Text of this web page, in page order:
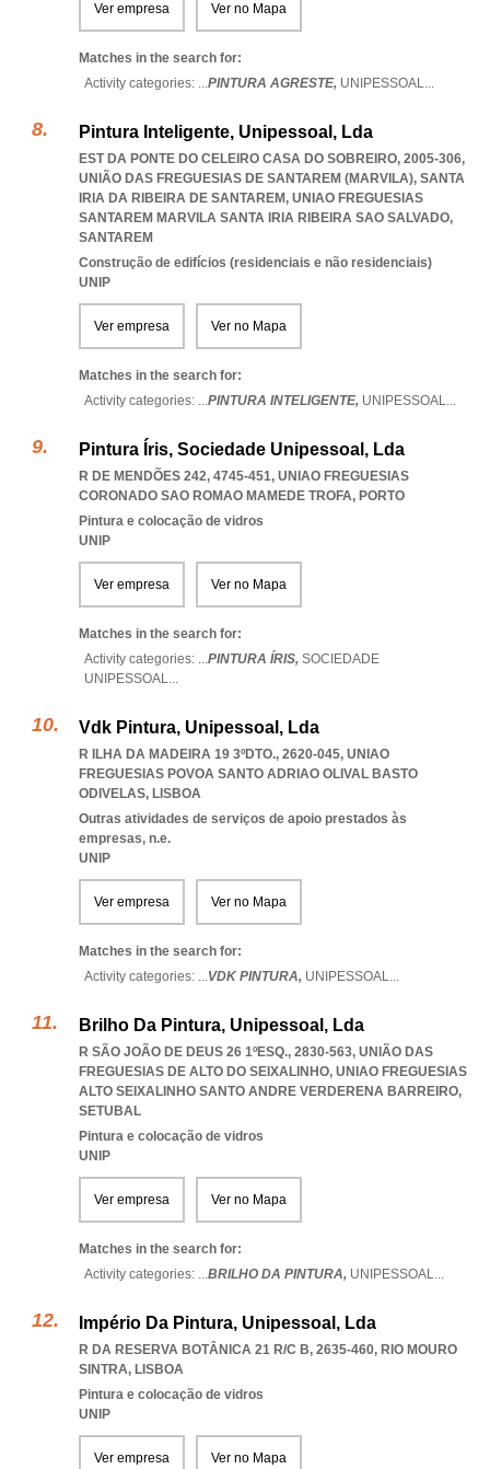
Ver empresa Ver no Mapa
Matches in the search for:
Activity categories: ...PINTURA AGRESTE, UNIPESSOAL...
Pintura Inteligente, Unipessoal, Lda
EST DA PONTE DO CELEIRO CASA DO SOBREIRO, 2005-306,
UNIÃO DAS FREGUESIAS DE SANTAREM (MARVILA), SANTA
IRIA DA RIBEIRA DE SANTAREM, UNIAO FREGUESIAS
SANTAREM MARVILA SANTA IRIA RIBEIRA SAO SALVADO,
SANTAREM
Construção de edifícios (residenciais e não residenciais)
UNIP
Ver empresa Ver no Mapa
Matches in the search for:
Activity categories: ...PINTURA INTELIGENTE, UNIPESSOAL...
Pintura Íris, Sociedade Unipessoal, Lda
R DE MENDÕES 242, 4745-451, UNIAO FREGUESIAS
CORONADO SAO ROMAO MAMEDE TROFA, PORTO
Pintura e colocação de vidros
UNIP
Ver empresa Ver no Mapa
Matches in the search for:
Activity categories: ...PINTURA ÍRIS, SOCIEDADE
UNIPESSOAL...
Vdk Pintura, Unipessoal, Lda
R ILHA DA MADEIRA 19 3ºDTO., 2620-045, UNIAO
FREGUESIAS POVOA SANTO ADRIAO OLIVAL BASTO
ODIVELAS, LISBOA
Outras atividades de serviços de apoio prestados às
empresas, n.e.
UNIP
Ver empresa Ver no Mapa
Matches in the search for:
Activity categories: ...VDK PINTURA, UNIPESSOAL...
Brilho Da Pintura, Unipessoal, Lda
R SÃO JOÃO DE DEUS 26 1ºESQ., 2830-563, UNIÃO DAS
FREGUESIAS DE ALTO DO SEIXALINHO, UNIAO FREGUESIAS
ALTO SEIXALINHO SANTO ANDRE VERDERENA BARREIRO,
SETUBAL
Pintura e colocação de vidros
UNIP
Ver empresa Ver no Mapa
Matches in the search for:
Activity categories: ...BRILHO DA PINTURA, UNIPESSOAL...
Império Da Pintura, Unipessoal, Lda
R DA RESERVA BOTÂNICA 21 R/C B, 2635-460, RIO MOURO
SINTRA, LISBOA
Pintura e colocação de vidros
UNIP
Ver empresa Ver no Mapa